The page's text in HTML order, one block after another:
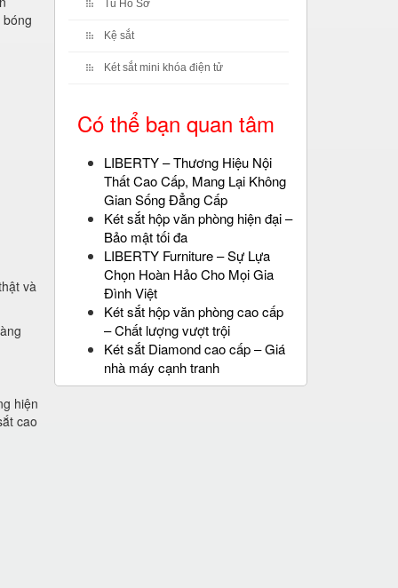
và
hiện
cao
Tủ Hồ Sơ
Kệ sắt
Két sắt mini khóa điện tử
Có thể bạn quan tâm
LIBERTY – Thương Hiệu Nội
Thất Cao Cấp, Mang Lại Không
Gian Sống Đẳng Cấp
Két sắt hộp văn phòng hiện đại –
Bảo mật tối đa
LIBERTY Furniture – Sự Lựa
Chọn Hoàn Hảo Cho Mọi Gia
Đình Việt
Két sắt hộp văn phòng cao cấp
– Chất lượng vượt trội
Két sắt Diamond cao cấp – Giá
nhà máy cạnh tranh